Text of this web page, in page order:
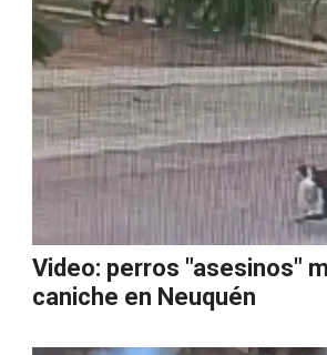
Video: perros "asesinos"
caniche en Neuquén